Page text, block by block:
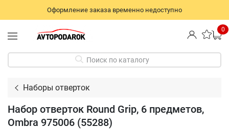
Оформление заказа временно недоступно
0
Поиск по каталогу
Наборы отверток
Набор отверток Round Grip, 6 предметов,
Ombra 975006 (55288)